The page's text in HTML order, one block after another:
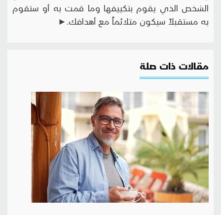
الشخص الذي يقوم بتكييفها وما قمت به أو ستقوم
به مستقبلاً سيكون متلائماً مع أهدافك.►
مقالات ذات صلة